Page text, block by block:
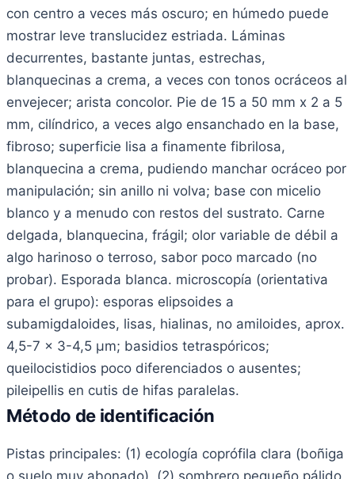
con centro a veces más oscuro; en húmedo puede
mostrar leve translucidez estriada. Láminas
decurrentes, bastante juntas, estrechas,
blanquecinas a crema, a veces con tonos ocráceos al
envejecer; arista concolor. Pie de 15 a 50 mm x 2 a 5
mm, cilíndrico, a veces algo ensanchado en la base,
fibroso; superficie lisa a finamente fibrilosa,
blanquecina a crema, pudiendo manchar ocráceo por
manipulación; sin anillo ni volva; base con micelio
blanco y a menudo con restos del sustrato. Carne
delgada, blanquecina, frágil; olor variable de débil a
algo harinoso o terroso, sabor poco marcado (no
probar). Esporada blanca. microscopía (orientativa
para el grupo): esporas elipsoides a
subamigdaloides, lisas, hialinas, no amiloides, aprox.
4,5-7 x 3-4,5 µm; basidios tetraspóricos;
queilocistidios poco diferenciados o ausentes;
pileipellis en cutis de hifas paralelas.
Método de identificación
Pistas principales: (1) ecología coprófila clara (boñiga